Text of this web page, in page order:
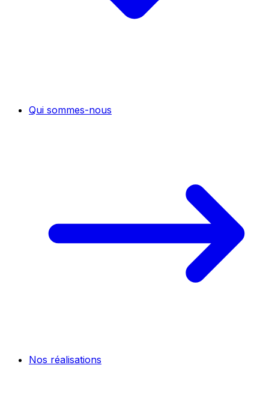
Qui sommes-nous
Nos réalisations